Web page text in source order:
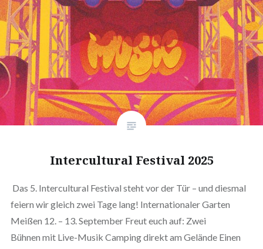
Intercultural Festival 2025
Das 5. Intercultural Festival steht vor der Tür – und diesmal
feiern wir gleich zwei Tage lang! Internationaler Garten
Meißen 12. – 13. September Freut euch auf: Zwei
Bühnen mit Live-Musik Camping direkt am Gelände Einen